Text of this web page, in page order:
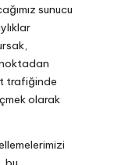
sunucu
trafiğinde
olarak